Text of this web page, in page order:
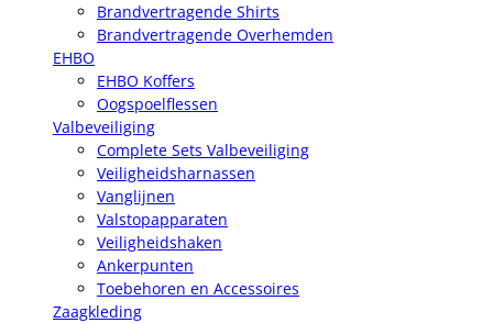
Brandvertragende Shirts
Brandvertragende Overhemden
EHBO
EHBO Koffers
Oogspoelflessen
Valbeveiliging
Complete Sets Valbeveiliging
Veiligheidsharnassen
Vanglijnen
Valstopapparaten
Veiligheidshaken
Ankerpunten
Toebehoren en Accessoires
Zaagkleding